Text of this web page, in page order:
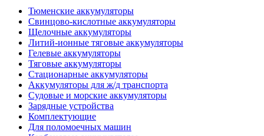
Тюменские аккумуляторы
Свинцово-кислотные аккумуляторы
Щелочные аккумуляторы
Литий-ионные тяговые аккумуляторы
Гелевые аккумуляторы
Тяговые аккумуляторы
Стационарные аккумуляторы
Аккумуляторы для ж/д транспорта
Судовые и морские аккумуляторы
Зарядные устройства
Комплектующие
Для поломоечных машин